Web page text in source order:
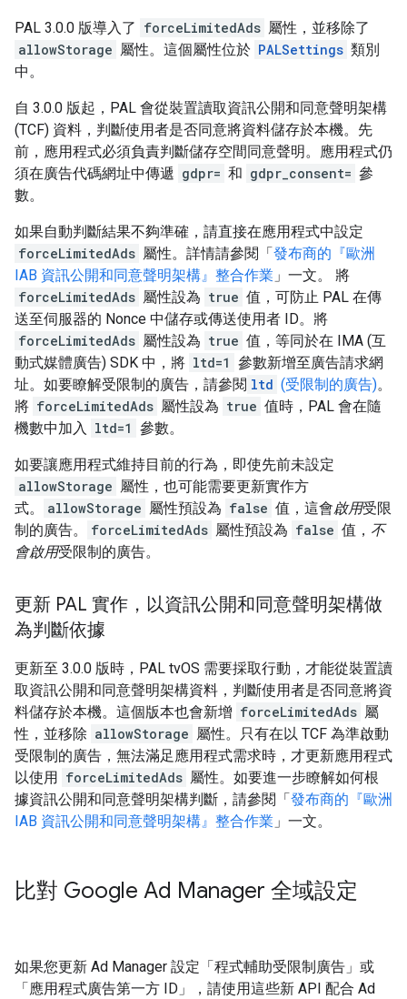
PAL 3.0.0 版導入了 forceLimitedAds 屬性，並移除了
allowStorage 屬性。這個屬性位於 PALSettings 類別
中。
自 3.0.0 版起，PAL 會從裝置讀取資訊公開和同意聲明架構
(TCF) 資料，判斷使用者是否同意將資料儲存於本機。先
前，應用程式必須負責判斷儲存空間同意聲明。應用程式仍
須在廣告代碼網址中傳遞 gdpr= 和 gdpr_consent= 參
數。
如果自動判斷結果不夠準確，請直接在應用程式中設定
forceLimitedAds 屬性。詳情請參閱「發布商的『歐洲
IAB 資訊公開和同意聲明架構』整合作業 」一文。 將
forceLimitedAds 屬性設為 true 值，可防止 PAL 在傳
送至伺服器的 Nonce 中儲存或傳送使用者 ID。將
forceLimitedAds 屬性設為 true 值，等同於在 IMA (互
動式媒體廣告) SDK 中，將 ltd=1 參數新增至廣告請求網
址。如要瞭解受限制的廣告，請參閱 ltd (受限制的廣告)。
將 forceLimitedAds 屬性設為 true 值時，PAL 會在隨
機數中加入 ltd=1 參數。
如要讓應用程式維持目前的行為，即使先前未設定
allowStorage 屬性，也可能需要更新實作方
式。
allowStorage 屬性預設為 false 值，這會啟用受限
制的廣告。
forceLimitedAds 屬性預設為 false 值， 不
會啟用受限制的廣告。
更新 PAL 實作，以資訊公開和同意聲明架構做
為判斷依據
更新至 3.0.0 版時，PAL tvOS 需要採取行動，才能從裝置讀
取資訊公開和同意聲明架構資料，判斷使用者是否同意將資
料儲存於本機。這個版本也會新增 forceLimitedAds 屬
性，並移除 allowStorage 屬性。只有在以 TCF 為準啟動
受限制的廣告，無法滿足應用程式需求時，才更新應用程式
以使用 forceLimitedAds 屬性。如要進一步瞭解如何根
據資訊公開和同意聲明架構判斷，請參閱「發布商的『歐洲
IAB 資訊公開和同意聲明架構』整合作業 」一文。
比對 Google Ad Manager 全域設定
如果您更新 Ad Manager 設定「程式輔助受限制廣告」 或
「應用程式廣告第一方 ID」
，請使用這些新 API 配合 Ad